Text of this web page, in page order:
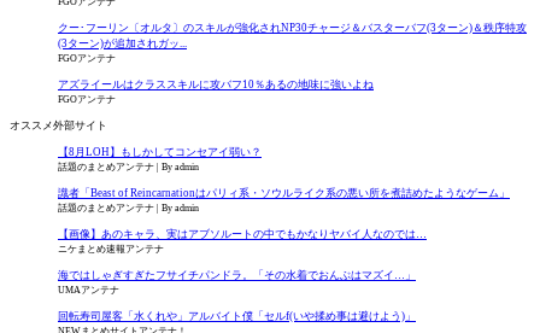
FGOアンテナ
クー･フーリン〔オルタ〕のスキルが強化されNP30チャージ＆バスターバフ(3ターン)＆秩序特攻
(3ターン)が追加されガッ...
FGOアンテナ
アズライールはクラススキルに攻バフ10％あるの地味に強いよね
FGOアンテナ
オススメ外部サイト
【8月LOH】もしかしてコンセアイ弱い？
話題のまとめアンテナ By admin
識者「Beast of Reincarnationはパリィ系・ソウルライク系の悪い所を煮詰めたようなゲーム」
話題のまとめアンテナ By admin
【画像】あのキャラ、実はアブソルートの中でもかなりヤバイ人なのでは…
ニケまとめ速報アンテナ
海ではしゃぎすぎたフサイチパンドラ。「その水着でおんぶはマズイ…」
UMAアンテナ
回転寿司屋客「水くれや」アルバイト僕「セルf(いや揉め事は避けよう)」